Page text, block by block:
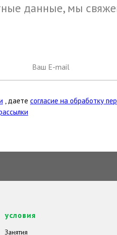
данные, мы
, даете согласие на обработку
условия
Занятия